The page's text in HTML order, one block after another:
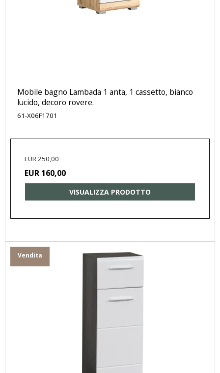
Mobile bagno Lambada 1 anta, 1 cassetto, bianco
lucido, decoro rovere.
61-X06F1701
EUR 250,00
EUR 160,00
VISUALIZZA PRODOTTO
Vendita